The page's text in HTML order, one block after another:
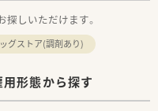
しいただけます。
グストア(調剤あり)
形態から探す